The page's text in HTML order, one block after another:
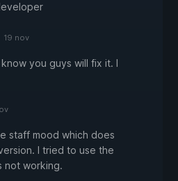
19 nov
you guys will fix it. I
staff mood which does
I tried to use the
not working.